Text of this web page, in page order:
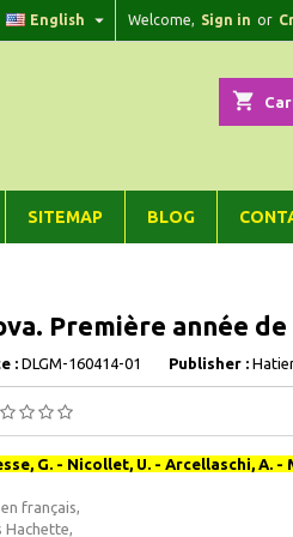
Welcome, Sign in or
English 
shopping_cart
SITEMAP BLOG
Première année
: DLGM-160414-01 Publisher :
G. - Nicollet, U. - Arcellaschi, A. -
français,
Hachette,